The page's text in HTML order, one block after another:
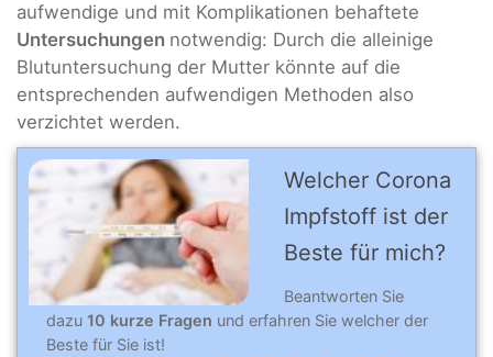
aufwendige und mit Komplikationen behaftete
Untersuchungen notwendig: Durch die alleinige
Blutuntersuchung der Mutter könnte auf die
entsprechenden aufwendigen Methoden also
verzichtet werden.
Welcher Corona
Impfstoff ist der
Beste für mich?
Beantworten Sie
dazu 10 kurze Fragen und erfahren Sie welcher der
Beste für Sie ist!